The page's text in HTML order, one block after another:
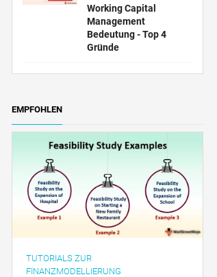
Working Capital
Management
Bedeutung - Top 4
Gründe
EMPFOHLEN
TUTORIALS ZUR
FINANZMODELLIERUNG